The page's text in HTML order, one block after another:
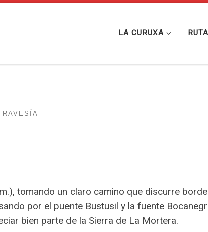
LA CURUXA
tomando un claro camino que discurre
por el puente Bustusil y la fuente
bien parte de la Sierra de La Mortera.